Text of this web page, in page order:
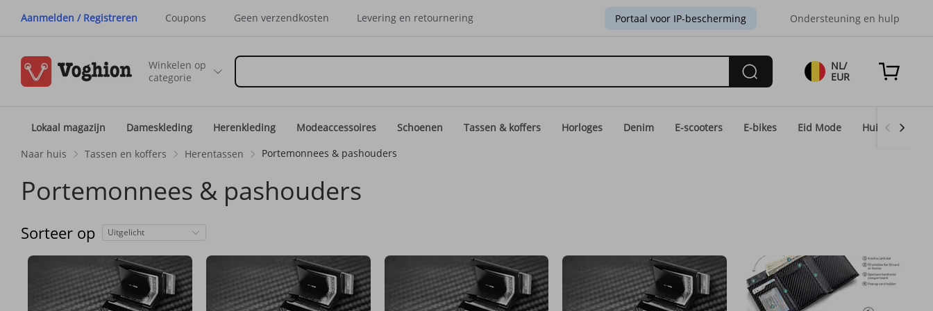
Aanmelden / Registreren Coupons Geen verzendkosten Levering en retournering Portaal voor IP-bescherming Ondersteuning en hulp
Winkelen op
categorie
NL/
EUR
Lokaal magazijn Dameskleding Herenkleding Modeaccessoires Schoenen Tassen & koffers Horloges Denim E-scooters E-bikes Eid Mode Huis & Licht
Naar huis Tassen en koffers Herentassen Portemonnees & pashouders
Portemonnees & pashouders
Sorteer op Uitgelicht